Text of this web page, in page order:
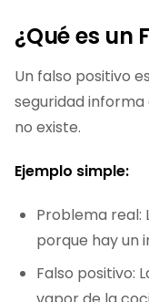
¿Qué es un
Un falso positivo
seguridad
no existe.
Ejemplo simple:
Problema real:
porque hay un
Falso positivo: